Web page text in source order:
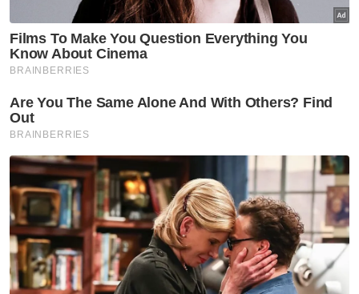
Sabah
Sarawak
Selangor
Terengganu
Masuk | Daftar
Kemalangan Maut
Penunggang Maut
Artikel Disyorkan